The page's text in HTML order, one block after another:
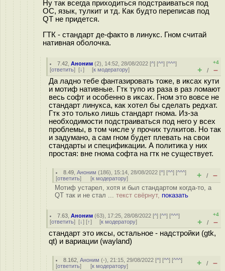
Ну так всегда приходиться подстраиваться под
ОС, язык, тулкит и тд. Как будто переписав под
QT не придется.
ГТК - стандарт де-факто в линукс. Гном считай
нативная оболочка.
7.42 ,Аноним (2), 14:52, 28/08/2022 [^] [^^] [^^^]
[ответить] [↓] [к модератору]
+4
+ / –
Да ладно тебе фантазировать тоже, в иксах кути
и мотиф нативные. Гтк тупо из раза в раз ломают
весь софт и особенно в иксах. Гном это вовсе не
стандарт линукса, как хотел бы сделать редхат.
Гтк это только лишь стандарт гнома. Из-за
необходимости подстраиваться под него у всех
проблемы, в том числе у прочих тулкитов. Но так
и задумано, а сам гном будет плевать на свои
стандарты и спецификации. А политика у них
простая: вне гнома софта на гтк не существует.
8.49 ,Аноним (186), 15:14, 28/08/2022 [^] [^^] [^^^]
[ответить] [к модератору] + / –
Мотиф устарел, хотя и был стандартом когда-то, а
QT так и не стал ... текст свёрнут, показать
7.63 ,Аноним (63), 17:25, 28/08/2022 [^] [^^] [^^^]
[ответить] [↓] [↑] [к модератору]
+4
+ / –
стандарт это иксы, остальное - надстройки (gtk,
qt) и вариации (wayland)
8.162 ,Аноним (-), 21:15, 29/08/2022 [^] [^^] [^^^]
[ответить] [к модератору] + / –